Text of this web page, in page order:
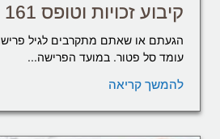
קיבוע זכויות וטופס 161 ד'
הגעתם או שאתם מתקרבים לגיל
עומד סל פטור. במועד הפרישה...
להמשך קריאה